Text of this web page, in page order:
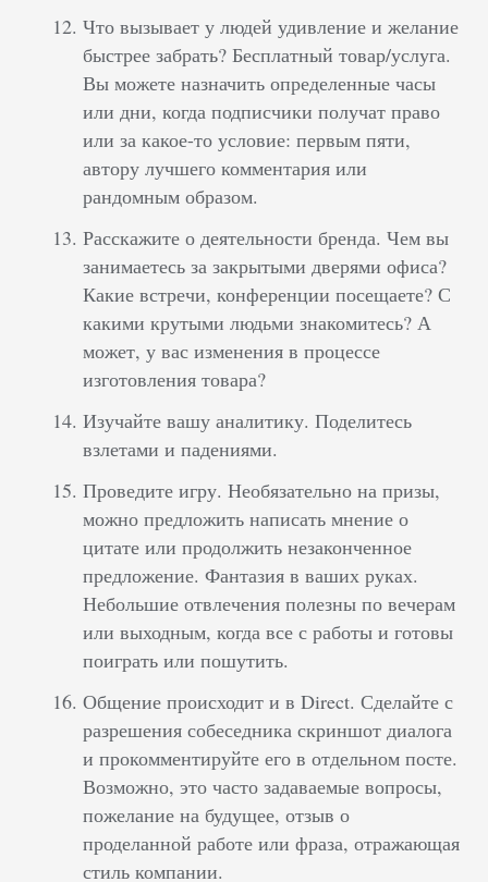
Что вызывает у людей удивление и желание
быстрее забрать? Бесплатный товар/услуга.
Вы можете назначить определенные часы
или дни, когда подписчики получат право
или за какое-то условие: первым пяти,
автору лучшего комментария или
рандомным образом.
Расскажите о деятельности бренда. Чем вы
занимаетесь за закрытыми дверями офиса?
Какие встречи, конференции посещаете? С
какими крутыми людьми знакомитесь? А
может, у вас изменения в процессе
изготовления товара?
Изучайте вашу аналитику. Поделитесь
взлетами и падениями.
Проведите игру. Необязательно на призы,
можно предложить написать мнение о
цитате или продолжить незаконченное
предложение. Фантазия в ваших руках.
Небольшие отвлечения полезны по вечерам
или выходным, когда все с работы и готовы
поиграть или пошутить.
Общение происходит и в Direct. Сделайте с
разрешения собеседника скриншот диалога
и прокомментируйте его в отдельном посте.
Возможно, это часто задаваемые вопросы,
пожелание на будущее, отзыв о
проделанной работе или фраза, отражающая
стиль компании.